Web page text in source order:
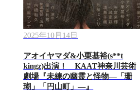
2025年10月14日
アオイヤマダ&小栗基裕(s**t
kingz)出演！ KAAT神奈川芸術
劇場『未練の幽霊と怪物―「珊
瑚」「円山町」―』